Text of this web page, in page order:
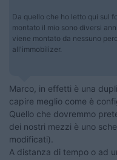
Da quello che ho letto qui sul
montato il mio sono diversi
viene montato da nessuno
all'immobilizer.
Marco, in effetti è una
capire meglio come è
Quello che dovremmo
dei nostri mezzi è uno
modificati).
A distanza di tempo o ad